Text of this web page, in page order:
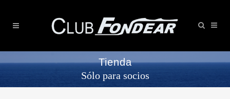
Tienda
Sólo para socios